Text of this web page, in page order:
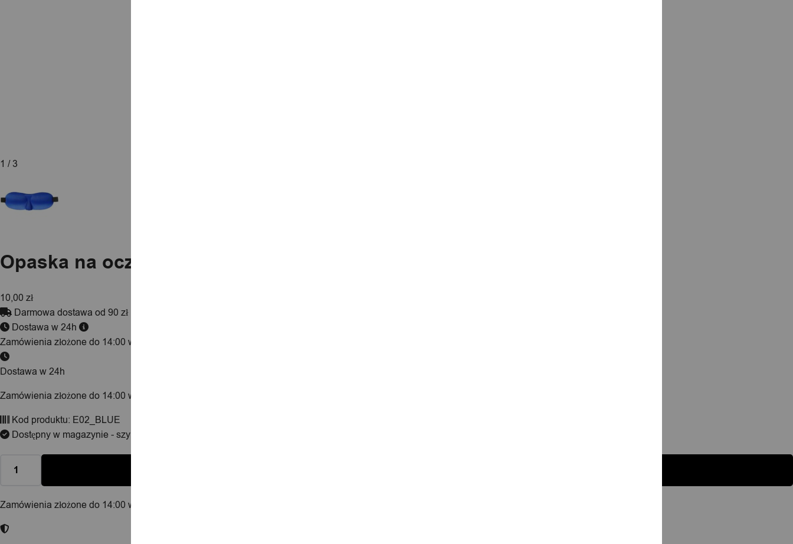
1 / 3
Opaska na oczy spania 3d premium lepszy sen blue
10,00 zł
Darmowa dostawa od 90 zł
Dostawa w 24h
Zamówienia złożone do 14:00 wysyłamy tego samego dnia.
Dostawa w 24h
Zamówienia złożone do 14:00 wysyłamy tego samego dnia.
Kod produktu: E02_BLUE
Dostępny w magazynie - szybka dostawa
Zamówienia złożone do 14:00 w dni robocze wysyłamy tego samego dnia.